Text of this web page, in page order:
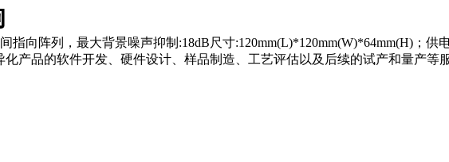
指向阵列，最大背景噪声抑制:18dB尺寸:120mm(L)*120mm(W)*64mm(H)；
化产品的软件开发、硬件设计、样品制造、工艺评估以及后续的试产和量产等